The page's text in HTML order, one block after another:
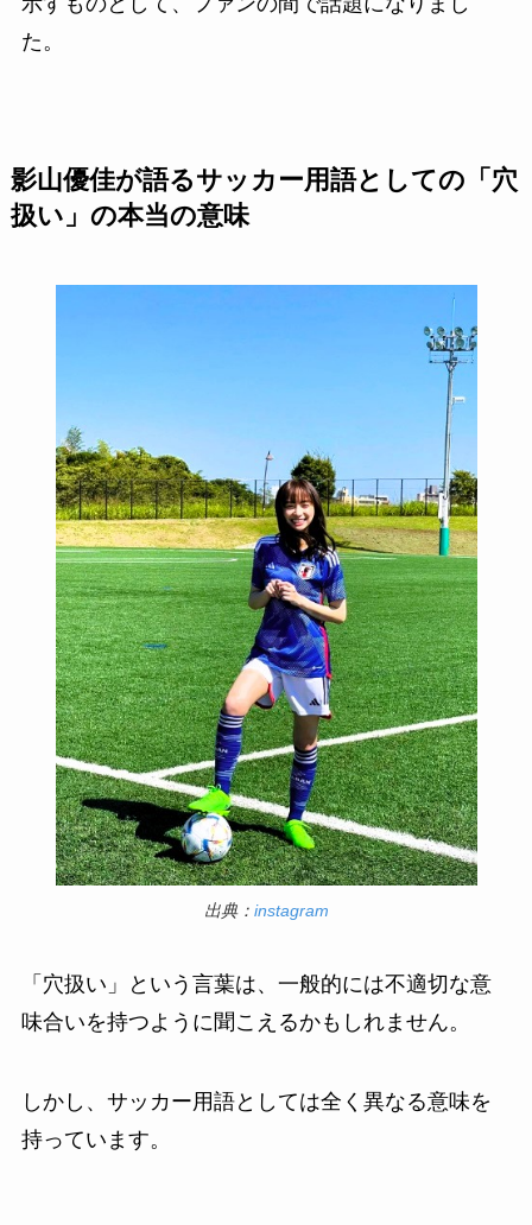
た。
影山優佳が語るサッカー用語としての「穴
扱い」の本当の意味
出典： instagram
「穴扱い」という言葉は、一般的には不適切な意
味合いを持つように聞こえるかもしれません。
しかし、サッカー用語としては全く異なる意味を
持っています。